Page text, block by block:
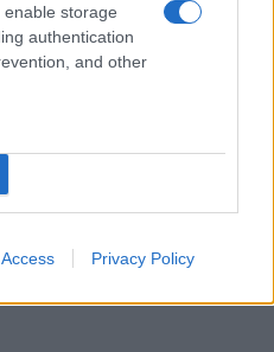
storage
authentication
and other
Privacy Policy